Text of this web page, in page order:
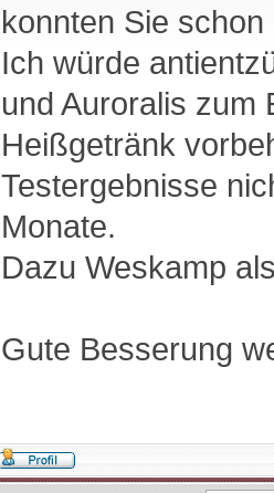
konnten Sie
Ich würde
und Auroralis zum
Heißgetränk
Testergebnisse
Monate.
Dazu Weskamp
Gute Besserung